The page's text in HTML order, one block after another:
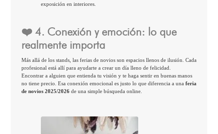
exposición en interiores.
❤️ 4. Conexión y emoción: lo que
realmente importa
Más allá de los stands, las ferias de novios son espacios llenos de ilusión. Cada
profesional está allí para ayudarte a crear un día lleno de felicidad.
Encontrar a alguien que entienda tu visión y te haga sentir en buenas manos
no tiene precio. Esa conexión emocional es justo lo que diferencia a una feria
de novios 2025/2026de una simple búsqueda online.